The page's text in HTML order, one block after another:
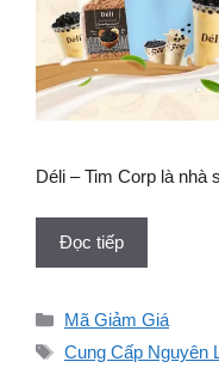
Déli – Tim Corp là
Đọc tiếp
Danh
mục
Mã Giảm Giá
Thẻ
Cung Cấp Nguyên